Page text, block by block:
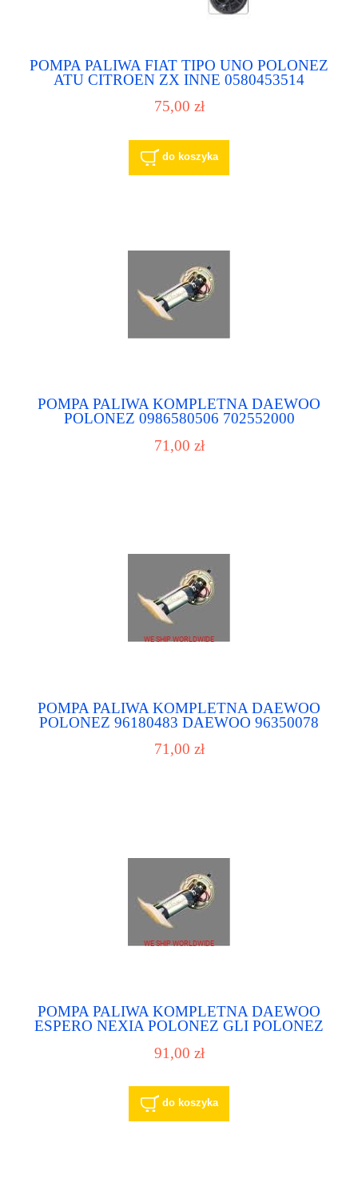
POMPA PALIWA FIAT TIPO UNO POLONEZ
ATU CITROEN ZX INNE 0580453514
75,00 zł
do koszyka
POMPA PALIWA KOMPLETNA DAEWOO
POLONEZ 0986580506 702552000
LANCIA 71755161 ALFA ROMEO 72135
71,00 zł
POMPA PALIWA KOMPLETNA DAEWOO
POLONEZ 96180483 DAEWOO 96350078
DAEWOO 96494976 DAEWOO E10515M
71,00 zł
POMPA PALIWA KOMPLETNA DAEWOO
ESPERO NEXIA POLONEZ GLI POLONEZ
NOWA, DOSTAWA 24h
91,00 zł
do koszyka